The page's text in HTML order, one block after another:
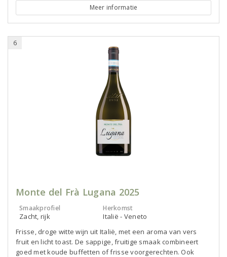
Meer informatie
6
Monte del Frà Lugana 2025
Smaakprofiel
Zacht, rijk
Herkomst
Italië - Veneto
Frisse, droge witte wijn uit Italië, met een aroma van vers
fruit en licht toast. De sappige, fruitige smaak combineert
goed met koude buffetten of frisse voorgerechten. Ook